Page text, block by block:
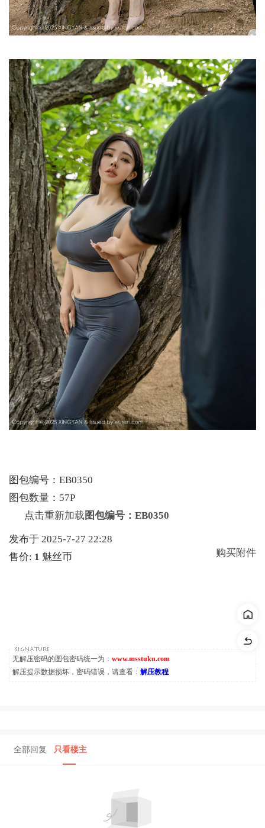
图包编号：EB0350
图包数量：57P
点击重新加载 图包编号：EB0350
发布于 2025-7-27 22:28
售价: 1 魅丝币 购买附件
无解压密码的图包密码统一为： www.msstuku.com
解压提示数据损坏，密码错误，请查看： 解压教程
全部回复 只看楼主